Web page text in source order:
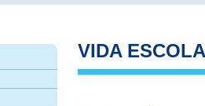
VIDA